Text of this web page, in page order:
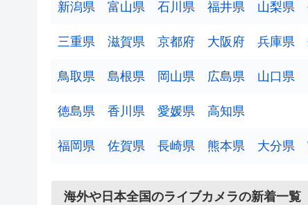
新潟県 富山県 石川県 福井県 山梨県
三重県 滋賀県 京都府 大阪府 兵庫県
鳥取県 島根県 岡山県 広島県 山口県
徳島県 香川県 愛媛県 高知県
福岡県 佐賀県 長崎県 熊本県 大分県
海外や日本全国のライブカメラの新着一覧